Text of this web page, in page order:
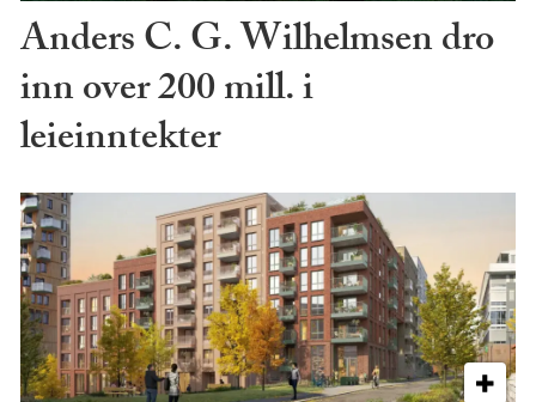
Anders C. G. Wilhelmsen dro
inn over 200 mill. i
leieinntekter